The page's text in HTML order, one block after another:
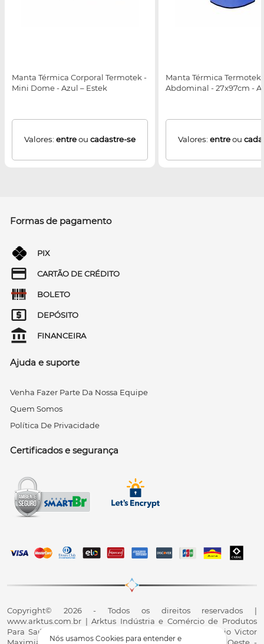
Nós usamos Cookies para entender e
Manta Térmica Corporal Termotek -
Mini Dome - Azul – Estek
Valores: entreou cadastre-se
Manta Térmica Termotek
Abdominal - 27x97cm -
Valores: entreou
Formas de pagamento
PIX
CARTÃO DE CRÉDITO
BOLETO
DEPÓSITO
FINANCEIRA
Ajuda e suporte
Venha Fazer Parte Da Nossa Equipe
Quem Somos
Política De Privacidade
Certificados e segurança
Copyright© 2026 - Todos os direitos reservados |
www.arktus.com.br | Arktus Indústria e Comércio de Produtos
Para Saúde Ltda | CNPJ: 01.417.367/0001-78 | R. Antônio Victor